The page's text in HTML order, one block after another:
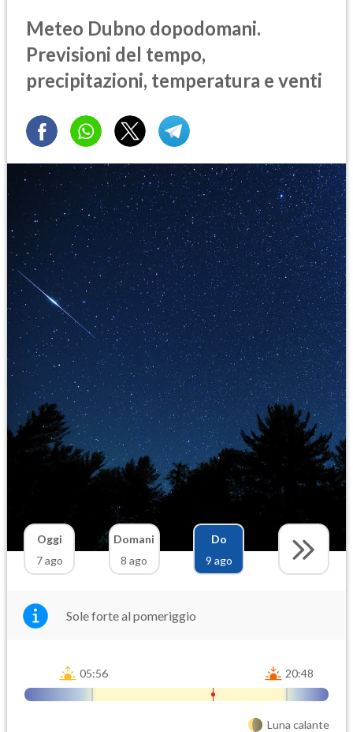
Meteo Dubno dopodomani.
Previsioni del tempo,
precipitazioni, temperatura e venti
Oggi
7 ago
Domani
8 ago
Do
9 ago
Sole forte al pomeriggio
05:56 20:48
Luna calante